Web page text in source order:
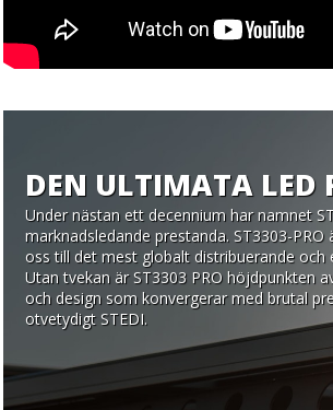
DEN ULTIMATA LED
Under nästan ett decennium har namnet
marknadsledande prestanda. ST3303-
oss till det mest globalt distribuerande
Utan tvekan är ST3303 PRO höjdpunkten
och design som konvergerar med brutal
otvetydigt STEDI.